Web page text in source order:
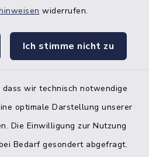
widerrufen.
Ich stimme nicht zu
wir technisch notwendige
optimale Darstellung unserer
Die Einwilligung zur Nutzung
Bedarf gesondert abgefragt.
facebook
der Amtskasse